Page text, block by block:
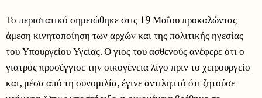
Το περιστατικό σημειώθηκε στις 19 Μαΐου προκαλώντας
άμεση κινητοποίηση των αρχών και της πολιτικής ηγεσίας
του Υπουργείου Υγείας. Ο γιος του ασθενούς ανέφερε ότι ο
γιατρός προσέγγισε την οικογένεια λίγο πριν το χειρουργείο
και, μέσα από τη συνομιλία, έγινε αντιληπτό ότι ζητούσε